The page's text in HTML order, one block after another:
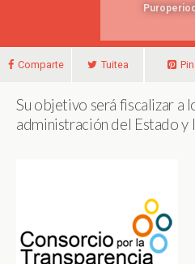
Comparte Tuitea Pin
Su objetivo será fiscalizar a
administración del Estado y